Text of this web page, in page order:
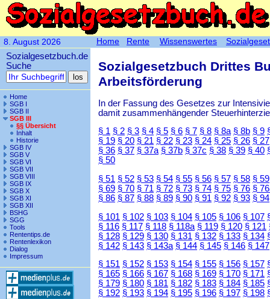
8. August 2026
Sozialgesetzbuch.de
Suche
Home
SGB I
SGB II
SGB III
§§ Übersicht
Inhalt
Historie
SGB IV
SGB V
SGB VI
SGB VII
SGB VIII
SGB IX
SGB X
SGB XI
SGB XII
BSHG
SGG
Tools
Rententips.de
Rentenlexikon
Dialog
Impressum
Sozialgesetzbuch Drittes
Arbeitsförderung
In der Fassung des Gesetzes zur
damit zusammenhängender
§ 1 § 2 § 3 § 4 § 5 § 6 § 7 § 8 § 8a § 8b § 9
§ 19 § 20 § 21 § 22 § 23 § 24 § 25 § 26 § 27
§ 36 § 37 § 37a § 37b § 37c § 38 § 39 § 40
§ 50
§ 51 § 52 § 53 § 54 § 55 § 56 § 57 § 58 § 59
§ 69 § 70 § 71 § 72 § 73 § 74 § 75 § 76 §
§ 86 § 87 § 88 § 89 § 90 § 91 § 92 § 93 § 94
§ 101 § 102 § 103 § 104 § 105 § 106 § 107
§ 116 § 117 § 118 § 118a § 119 § 120 § 121
§ 128 § 129 § 130 § 131 § 132 § 133 § 134
§ 142 § 143 § 143a § 144 § 145 § 146 § 147
§ 151 § 152 § 153 § 154 § 155 § 156 § 157
§ 165 § 166 § 167 § 168 § 169 § 170 § 171
§ 179 § 180 § 181 § 182 § 183 § 184 § 185
§ 192 § 193 § 194 § 195 § 196 § 197 § 198
Home Rente Wissenswertes